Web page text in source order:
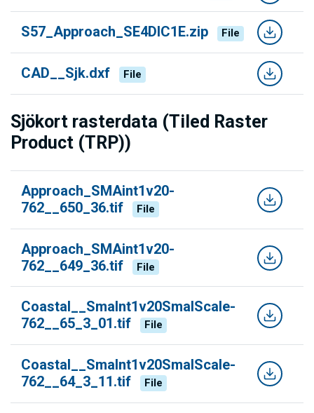
S57_Approach_SE4DIC1E.zip File
CAD__Sjk.dxf File
Sjökort rasterdata (Tiled Raster
Product (TRP))
Approach_SMAint1v20-
762__650_36.tif
File
Approach_SMAint1v20-
762__649_36.tif
File
Coastal__SmaInt1v20SmalScale-
762__65_3_01.tif
File
Coastal__SmaInt1v20SmalScale-
762__64_3_11.tif
File